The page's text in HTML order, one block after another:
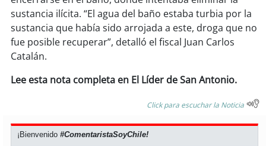
soychillán
soysancarlos
soycoronel
sustancia ilícita. “El agua del baño estaba turbia por la
sustancia que había sido arrojada a este, droga que no
fue posible recuperar”, detalló el fiscal Juan Carlos
Catalán.
Lee esta nota completa en El Líder de San Antonio.
Click para escuchar la Noticia
¡Bienvenido#ComentaristaSoyChile!